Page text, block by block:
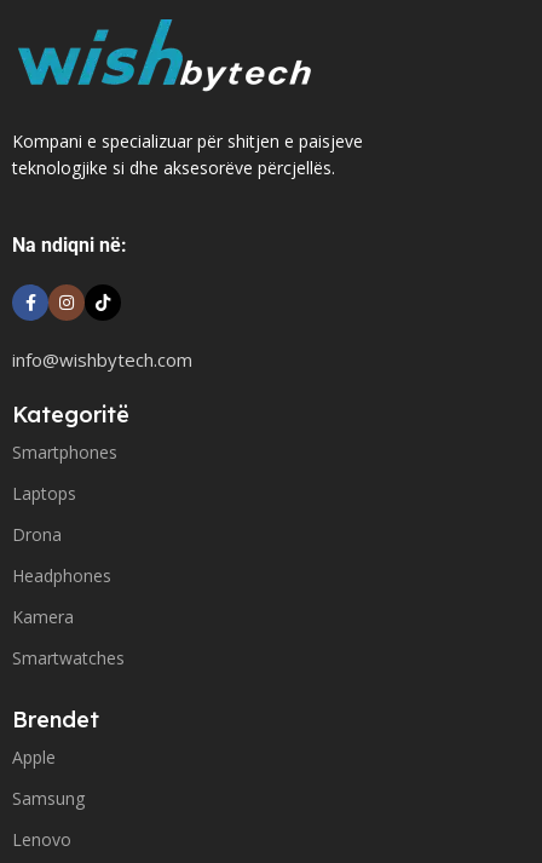
Kompani e specializuar për shitjen e paisjeve
teknologjike si dhe aksesorëve përcjellës.
Na ndiqni në:
info@wishbytech.com
Kategoritë
Smartphones
Laptops
Drona
Headphones
Kamera
Smartwatches
Brendet
Apple
Samsung
Lenovo